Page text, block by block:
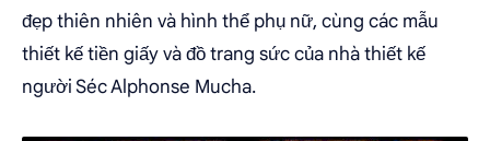
đẹp thiên nhiên và hình thể phụ nữ, cùng các mẫu
thiết kế tiền giấy và đồ trang sức của nhà thiết kế
người Séc Alphonse Mucha.